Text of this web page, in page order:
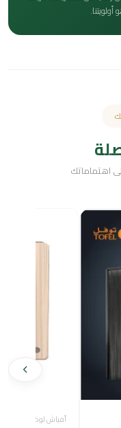
اهتماماتك
أفياش لوكسيفاي LUXIFY